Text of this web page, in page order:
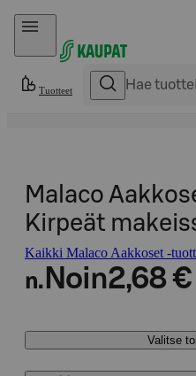
Hyppää sisältöön
Tuotteet
Malaco
Kirpeät
Kaikki Malaco Aakkoset -
n. Noin2,68 €
Valitse